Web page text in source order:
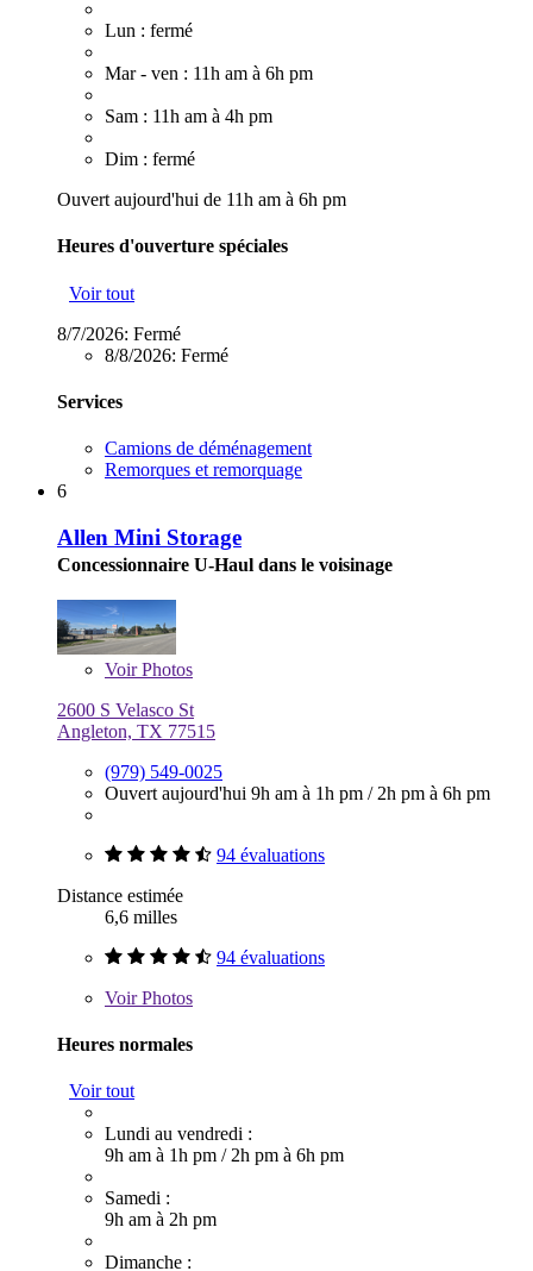
Lun : fermé
Mar - ven : 11h am à 6h pm
Sam : 11h am à 4h pm
Dim : fermé
Ouvert aujourd'hui de 11h am à 6h pm
Heures d'ouverture spéciales
Voir tout
8/7/2026: Fermé
8/8/2026: Fermé
Services
Camions de déménagement
Remorques et remorquage
6
Allen Mini Storage
Concessionnaire U-Haul dans le voisinage
VoirPhotos
2600 S Velasco St
Angleton, TX 77515
(979) 549-0025
Ouvert aujourd'hui 9h am à 1h pm / 2h pm à 6h pm
94 évaluations
Distance estimée
6,6 milles
94 évaluations
VoirPhotos
Heures normales
Voir tout
Lundi au vendredi :
9h am à 1h pm / 2h pm à 6h pm
Samedi :
9h am à 2h pm
Dimanche :